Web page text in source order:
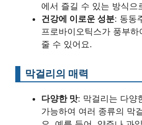
에서 즐길 수 있는 방식으
건강에 이로운 성분: 동동
프로바이오틱스가 풍부
줄 수 있어요.
막걸리의 매력
다양한 맛: 막걸리는 다양
가능하여 여러 종류의 막